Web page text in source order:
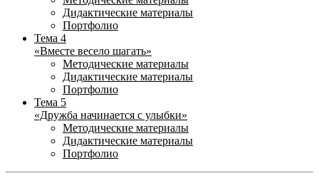
Дидактические материалы
Портфолио
Тема 4
«Вместе весело шагать»
Методические материалы
Дидактические материалы
Портфолио
Тема 5
«Дружба начинается с улыбки»
Методические материалы
Дидактические материалы
Портфолио